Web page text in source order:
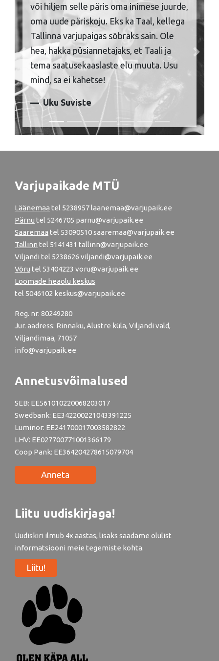
või hiljem selle päris oma inimese juurde,
oma uude päriskoju. Eks ka Taal, kellega
Tallinna varjupaigas sõbraks sain. Ole
hea, hakka püsiannetajaks, et Taali ja
tema saatusekaaslaste elu muuta. Usu
mind, sa ei kahetse!
Uku Suviste
Previous Next
Varjupaikade MTÜ
Läänemaa tel 5238957 laanemaa@varjupaik.ee
Pärnu tel 5246705 parnu@varjupaik.ee
Saaremaa tel 53090510 saaremaa@varjupaik.ee
Tallinn tel 5141431 tallinn@varjupaik.ee
Viljandi tel 5238626 viljandi@varjupaik.ee
Võru tel 53404223 voru@varjupaik.ee
Loomade heaolu keskus
tel 5046102 keskus@varjupaik.ee
Reg. nr: 80249280
Jur. aadress: Rinnaku, Alustre küla, Viljandi vald,
Viljandimaa, 71057
info@varjupaik.ee
Annetusvõimalused
SEB: EE561010220068203017
Swedbank: EE342200221043391225
Luminor: EE241700017003582822
LHV: EE027700771001366179
Coop Pank: EE364204278615079704
Anneta
Liitu uudiskirjaga!
Uudiskiri ilmub 4x aastas, lisaks saadame olulist
informatsiooni meie tegemiste kohta.
Liitu!